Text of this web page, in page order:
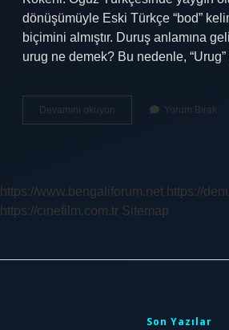
dönüşümüyle Eski Türkçe “bod”
biçimini almıştır. Duruş anlamına
urug ne demek? Bu nedenle,
Devamını okuyun
Ok
Yorum Bırak
https://www.bengaliforum.net https://
https://cinefilm.com.tr Sitemap
Son Yazılar